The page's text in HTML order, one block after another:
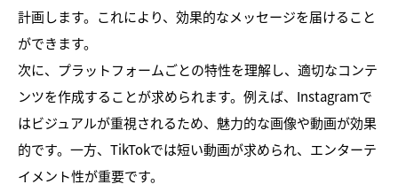
計画します。これにより、効果的なメッセージを届けること
ができます。
次に、プラットフォームごとの特性を理解し、適切なコンテ
ンツを作成することが求められます。例えば、Instagramで
はビジュアルが重視されるため、魅力的な画像や動画が効果
的です。一方、TikTokでは短い動画が求められ、エンターテ
イメント性が重要です。